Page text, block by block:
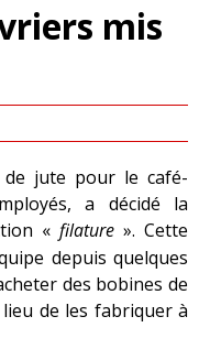
mis
de jute pour le café-
a décidé la
«filature». Cette
depuis quelques
des bobines de
de les fabriquer à